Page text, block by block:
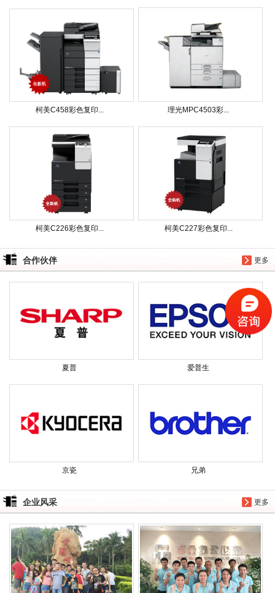
柯美C458彩色复印... 理光MPC4503彩...
柯美C226彩色复印... 柯美C227彩色复印...
更多
合作伙伴
夏普 爱普生
京瓷 兄弟
更多
企业风采